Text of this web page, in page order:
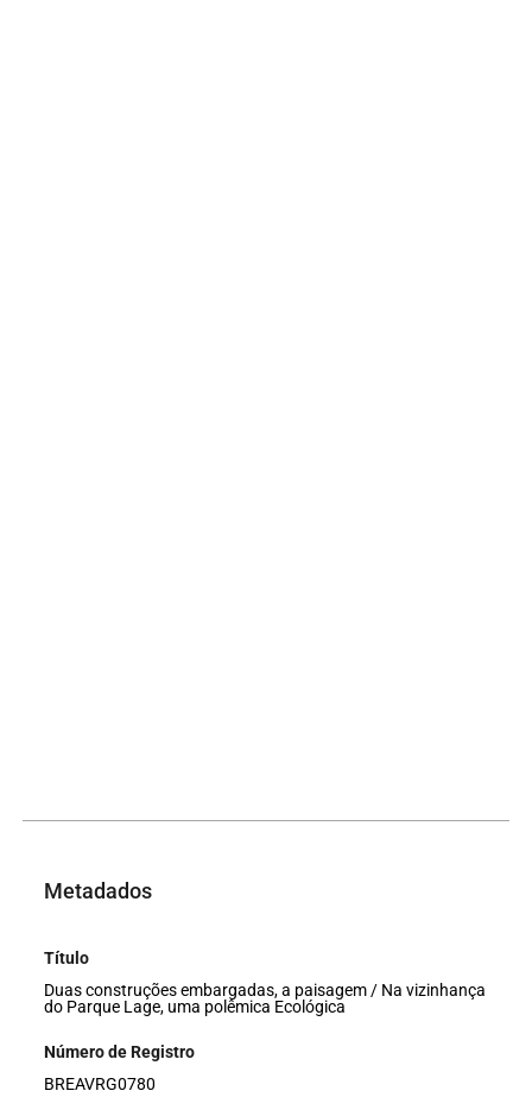
Metadados
Título
Duas construções embargadas, a paisagem / Na vizinhança
do Parque Lage, uma polêmica Ecológica
Número de Registro
BREAVRG0780